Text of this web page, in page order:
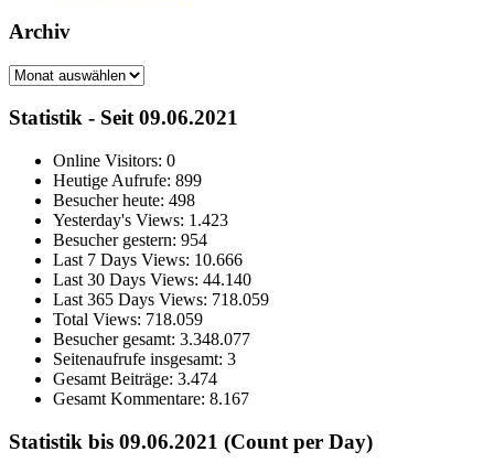
Archiv
Archiv
Statistik - Seit 09.06.2021
Online Visitors: 0
Heutige Aufrufe: 899
Besucher heute: 498
Yesterday's Views: 1.423
Besucher gestern: 954
Last 7 Days Views: 10.666
Last 30 Days Views: 44.140
Last 365 Days Views: 718.059
Total Views: 718.059
Besucher gesamt: 3.348.077
Seitenaufrufe insgesamt: 3
Gesamt Beiträge: 3.474
Gesamt Kommentare: 8.167
Statistik bis 09.06.2021 (Count per Day)